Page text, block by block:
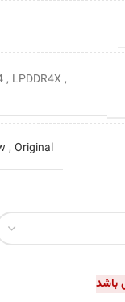
, LPDDR4X ,
, Original
باشد